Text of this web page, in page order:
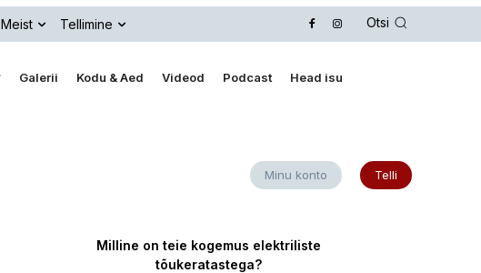
Meist Tellimine Otsi
Galerii Kodu & Aed Videod Podcast Head isu
Minu konto Telli
Milline on teie kogemus elektriliste
tõukeratastega?